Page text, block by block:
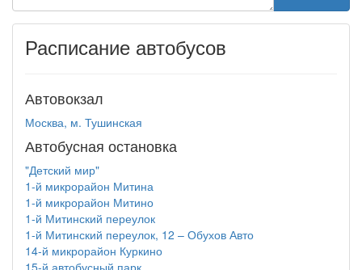
Расписание автобусов
Автовокзал
Москва, м. Тушинская
Автобусная остановка
"Детский мир"
1-й микрорайон Митина
1-й микрорайон Митино
1-й Митинский переулок
1-й Митинский переулок, 12 – Обухов Авто
14-й микрорайон Куркино
15-й автобусный парк